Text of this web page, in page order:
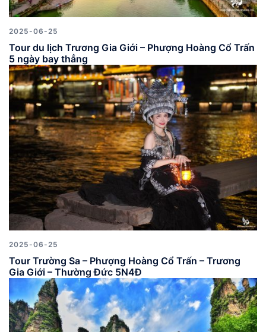
2025-06-25
Tour du lịch Trương Gia Giới – Phượng Hoàng Cổ Trấn
5 ngày bay thẳng
2025-06-25
Tour Trường Sa – Phượng Hoàng Cổ Trấn – Trương
Gia Giới – Thường Đức 5N4Đ